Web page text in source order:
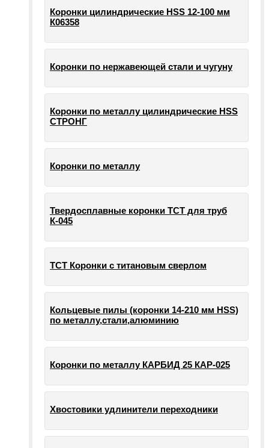
Коронки цилиндрические HSS 12-100 мм
К06358
Коронки по нержавеющей стали и чугуну
Коронки по металлу цилиндрические HSS
СТРОНГ
Коронки по металлу
Твердосплавные коронки ТСТ для труб
К-045
ТСТ Коронки с титановым сверлом
Кольцевые пилы (коронки 14-210 мм HSS)
по металлу,стали,алюминию
Коронки по металлу КАРБИД 25 КАР-025
Хвостовики удлинители переходники